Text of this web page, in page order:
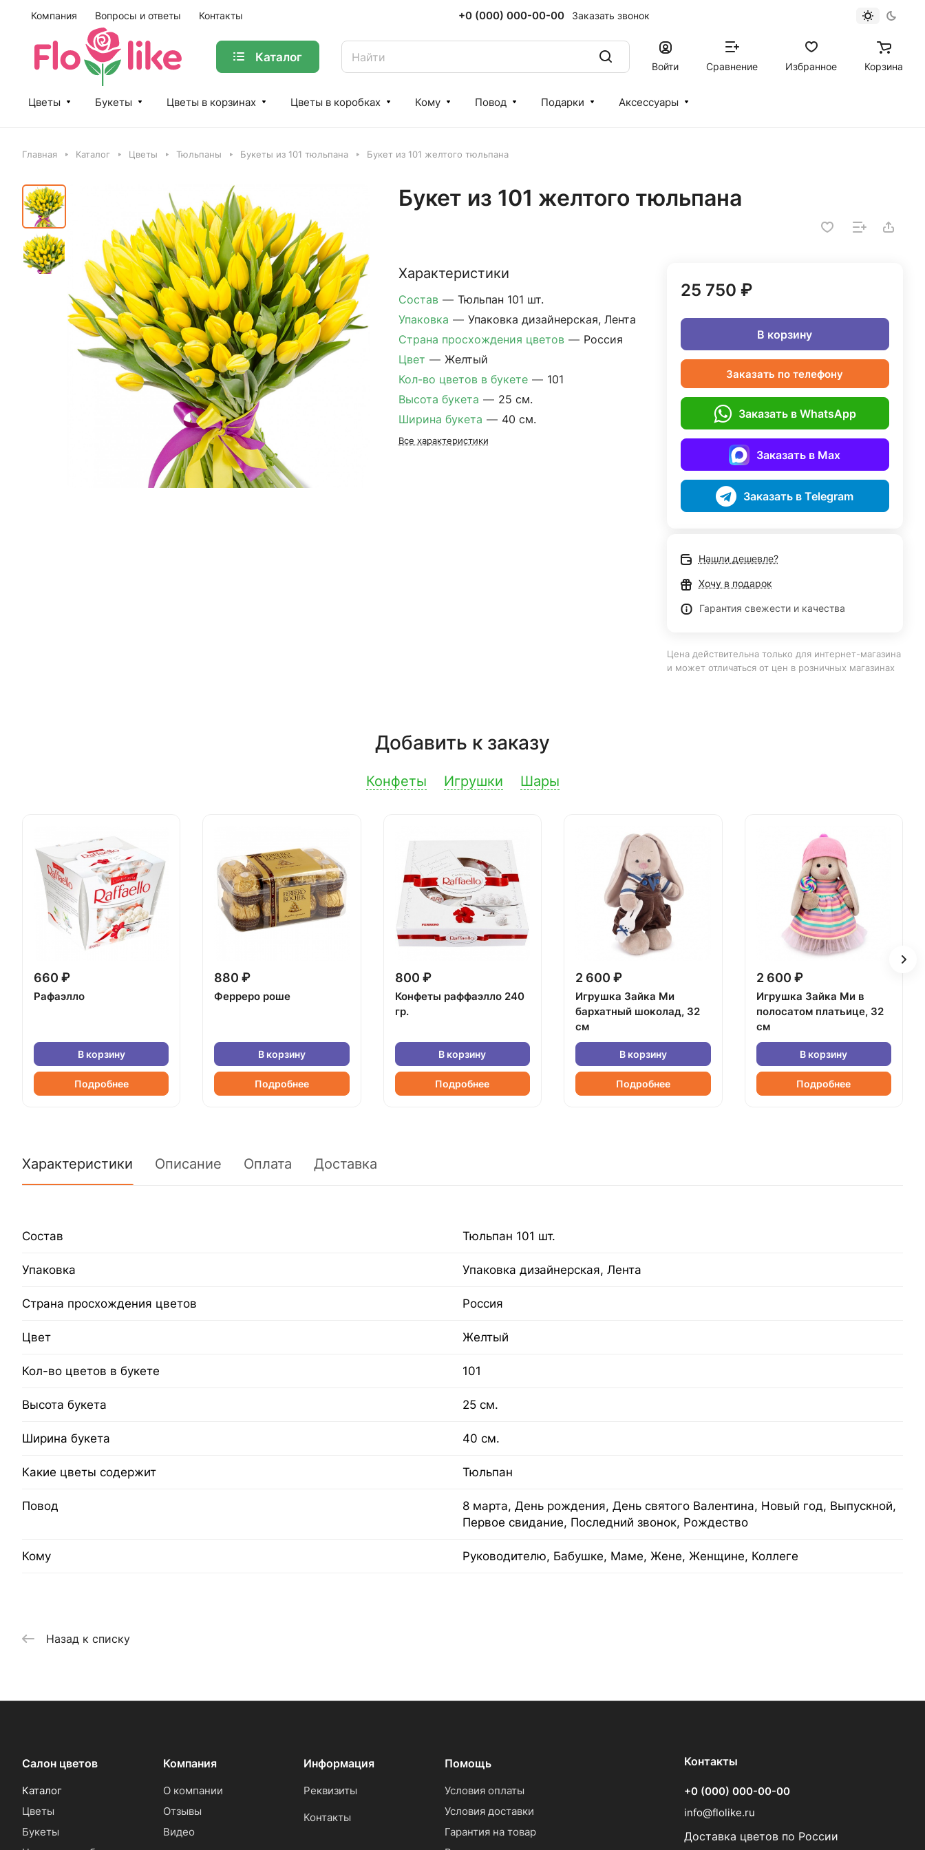
Компания Вопросы и ответы Контакты +0 (000) 000-00-00 Заказать звонок
Каталог
Войти Сравнение Избранное Корзина
Цветы Букеты Цветы в корзинах Цветы в коробках Кому Повод Подарки Аксессуары
Главная Каталог Цветы Тюльпаны Букеты из 101 тюльпана Букет из 101 желтого тюльпана
Букет из 101 желтого тюльпана
Характеристики
Состав — Тюльпан 101 шт.
Упаковка — Упаковка дизайнерская, Лента
Страна просхождения цветов — Россия
Цвет — Желтый
Кол-во цветов в букете — 101
Высота букета — 25 см.
Ширина букета — 40 см.
Все характеристики
25 750 ₽
В корзину
Заказать по телефону
Заказать в WhatsApp
Заказать в Max
Заказать в Telegram
Нашли дешевле?
Хочу в подарок
Гарантия свежести и качества
Цена действительна только для интернет-магазина
и может отличаться от цен в розничных магазинах
Добавить к заказу
Конфеты Игрушки Шары
660 ₽
Рафаэлло
В корзину
Подробнее
880 ₽
Ферреро роше
В корзину
Подробнее
800 ₽
Конфеты раффаэлло 240
гр.
В корзину
Подробнее
2 600 ₽
Игрушка Зайка Ми
бархатный шоколад, 32
см
В корзину
Подробнее
2 600 ₽
Игрушка Зайка Ми в
полосатом платьице, 32
см
В корзину
Подробнее
Характеристики Описание Оплата Доставка
Состав Тюльпан 101 шт.
Упаковка Упаковка дизайнерская, Лента
Страна просхождения цветов Россия
Цвет Желтый
Кол-во цветов в букете 101
Высота букета 25 см.
Ширина букета 40 см.
Какие цветы содержит Тюльпан
Повод
8 марта, День рождения, День святого Валентина, Новый год, Выпускной,
Первое свидание, Последний звонок, Рождество
Кому Руководителю, Бабушке, Маме, Жене, Женщине, Коллеге
Назад к списку
Салон цветов
Каталог
Цветы
Букеты
Компания
О компании
Отзывы
Видео
Информация
Реквизиты
Контакты
Помощь
Условия оплаты
Условия доставки
Гарантия на товар
Контакты
+0 (000) 000-00-00
info@flolike.ru
Доставка цветов по России